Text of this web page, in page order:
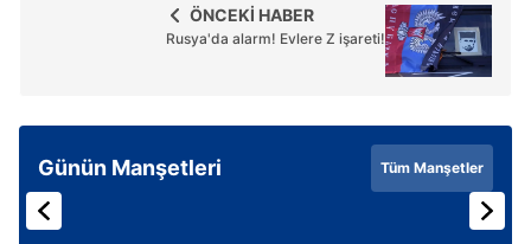
ÖNCEKİ HABER
Rusya'da alarm! Evlere Z işareti!
Günün Manşetleri Tüm Manşetler